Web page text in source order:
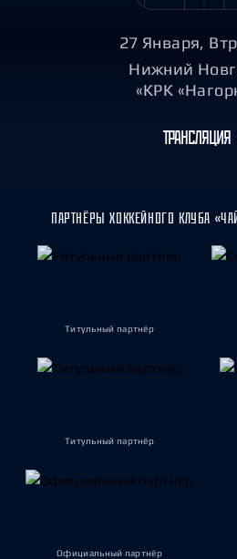
27 Января,
Нижний
«КРК
ТРАНСЛЯЦИЯ
ПАРТНЁРЫ ХОККЕЙНОГО КЛУБА
Титульный партнёр
Титульный партнёр
Официальный партнёр